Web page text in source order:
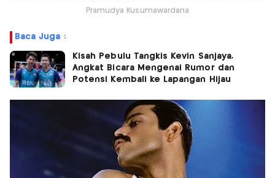
Pramudya Kusumawardana
Baca Juga :
Kisah Pebulu Tangkis Kevin Sanjaya,
Angkat Bicara Mengenai Rumor dan
Potensi Kembali ke Lapangan Hijau